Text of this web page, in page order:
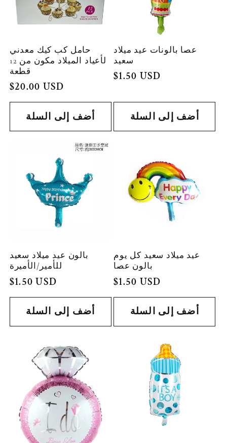
حامل كب كيك معدني
لأعياد الميلاد مكون من 12
قطعة
السعر
العادي
$20.00 USD
أضف إلى السلة
عصا بالونات عيد ميلاد
سعيد
السعر
$1.50 USD
أضف إلى السلة
بالون عيد ميلاد سعيد
للأمير/الأميرة
السعر
العادي
$1.50 USD
أضف إلى السلة
عيد ميلاد سعيد كل يوم
بالون عصا
السعر
العادي
$1.50 USD
أضف إلى السلة